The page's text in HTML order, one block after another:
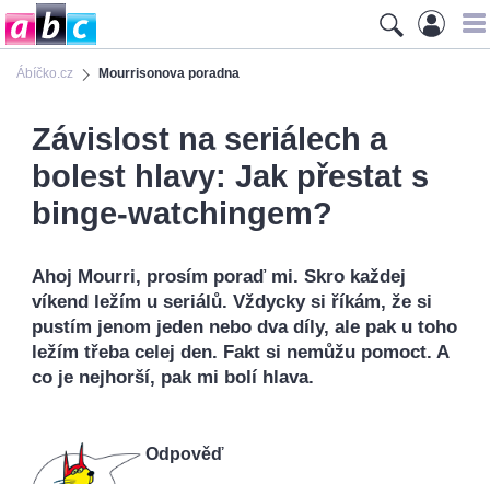
Ábíčko.cz Mourrisonova poradna
Závislost na seriálech a
bolest hlavy: Jak přestat s
binge-watchingem?
Ahoj Mourri, prosím poraď mi. Skro každej
víkend ležím u seriálů. Vždycky si říkám, že si
pustím jenom jeden nebo dva díly, ale pak u toho
ležím třeba celej den. Fakt si nemůžu pomoct. A
co je nejhorší, pak mi bolí hlava.
Odpověď